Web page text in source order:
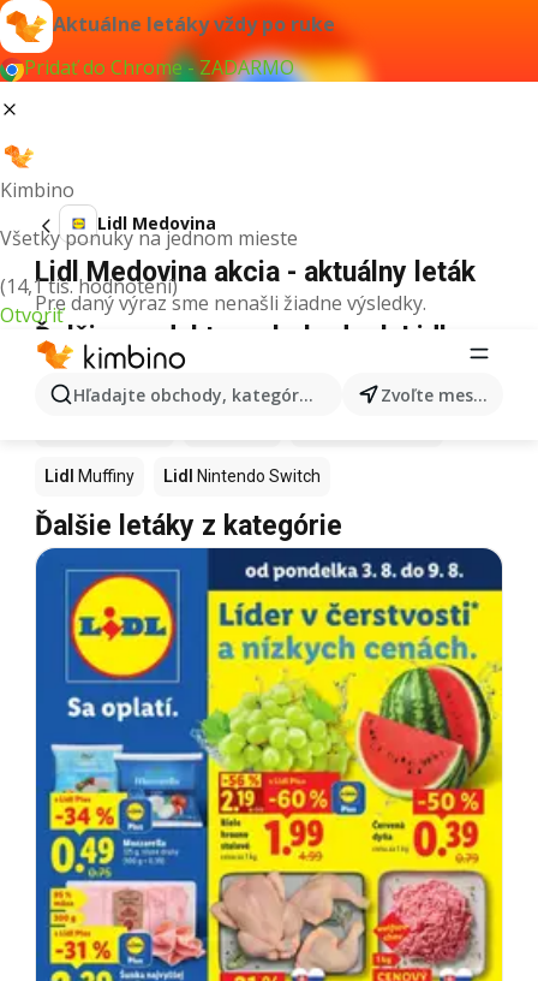
Aktuálne letáky vždy po ruke
Pridať do Chrome - ZADARMO
Kimbino
Všetky ponuky na jednom mieste
(14,1 tis. hodnotení)
Otvoriť
Hľadajte obchody, kategórie, produkty... Zvoľte mesto
Lidl Medovina
Lidl Medovina akcia - aktuálny leták
Pre daný výraz sme nenašli žiadne výsledky.
Ďalšie produkty v obchodoch Lidl
Lidl Muffiny Lidl Nintendo Switch
Ďalšie letáky z kategórie